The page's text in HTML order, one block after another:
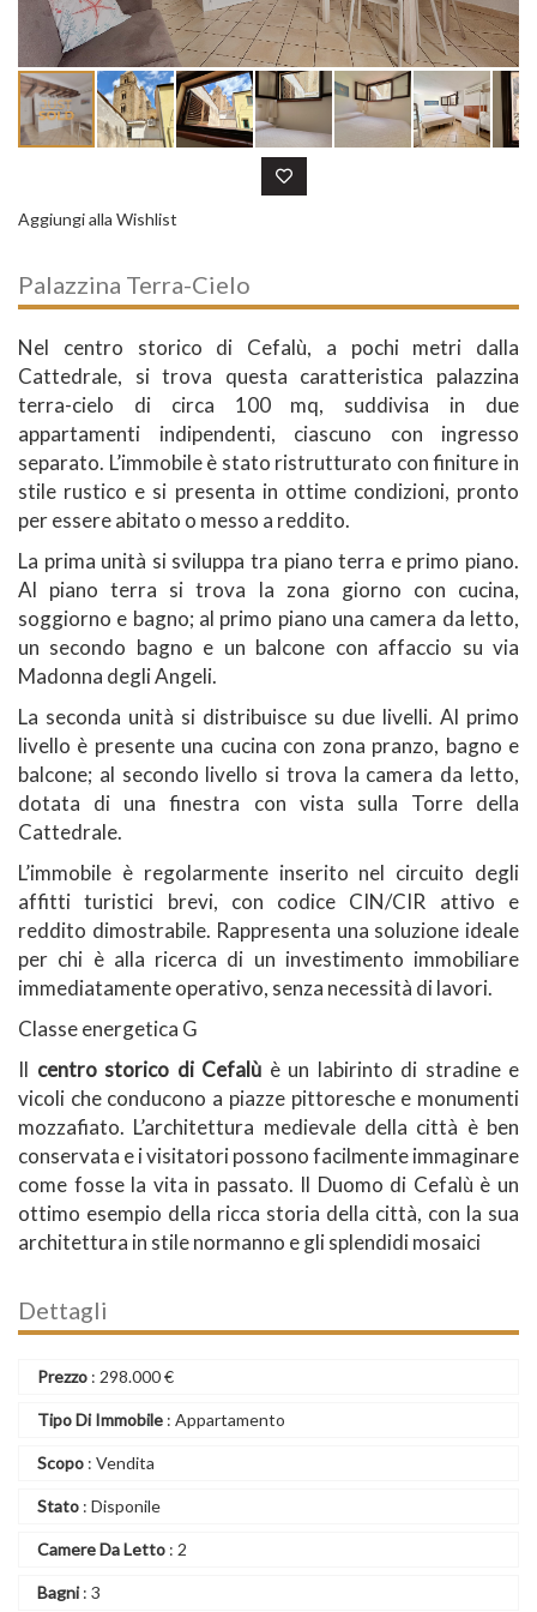
Aggiungi alla Wishlist
Palazzina Terra-Cielo
Nel centro storico di Cefalù, a pochi metri dalla
Cattedrale, si trova questa caratteristica palazzina
terra-cielo di circa 100 mq, suddivisa in due
appartamenti indipendenti, ciascuno con ingresso
separato. L’immobile è stato ristrutturato con finiture in
stile rustico e si presenta in ottime condizioni, pronto
per essere abitato o messo a reddito.
La prima unità si sviluppa tra piano terra e primo piano.
Al piano terra si trova la zona giorno con cucina,
soggiorno e bagno; al primo piano una camera da letto,
un secondo bagno e un balcone con affaccio su via
Madonna degli Angeli.
La seconda unità si distribuisce su due livelli. Al primo
livello è presente una cucina con zona pranzo, bagno e
balcone; al secondo livello si trova la camera da letto,
dotata di una finestra con vista sulla Torre della
Cattedrale.
L’immobile è regolarmente inserito nel circuito degli
affitti turistici brevi, con codice CIN/CIR attivo e
reddito dimostrabile. Rappresenta una soluzione ideale
per chi è alla ricerca di un investimento immobiliare
immediatamente operativo, senza necessità di lavori.
Classe energetica G
Il centro storico di Cefalù è un labirinto di stradine e
vicoli che conducono a piazze pittoresche e monumenti
mozzafiato. L’architettura medievale della città è ben
conservata e i visitatori possono facilmente immaginare
come fosse la vita in passato. Il Duomo di Cefalù è un
ottimo esempio della ricca storia della città, con la sua
architettura in stile normanno e gli splendidi mosaici
Dettagli
Prezzo : 298.000€
Tipo Di Immobile : Appartamento
Scopo : Vendita
Stato : Disponile
Camere Da Letto : 2
Bagni: 3